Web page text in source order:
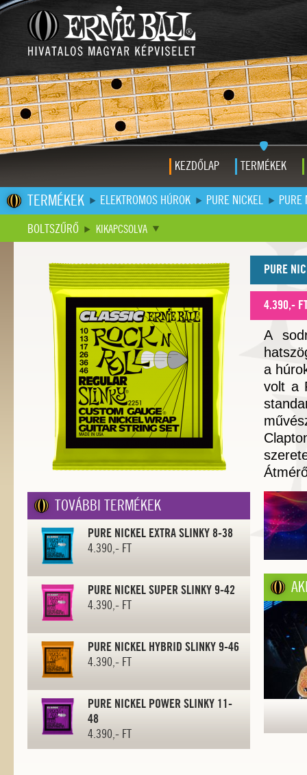
KEZDŐLAP TERMÉKEK
TERMÉKEK ELEKTROMOS HÚROK PURE NICKEL
PURE
BOLTSZŰRŐ
KIKAPCSOLVA
TOVÁBBI TERMÉKEK
PURE NICKEL EXTRA SLINKY 8-38
4.390,- FT
PURE NICKEL SUPER SLINKY 9-42
4.390,- FT
PURE NICKEL HYBRID SLINKY 9-46
4.390,- FT
PURE NICKEL POWER SLINKY 11-
48
4.390,- FT
PURE
4.390,-
A
a
volt a